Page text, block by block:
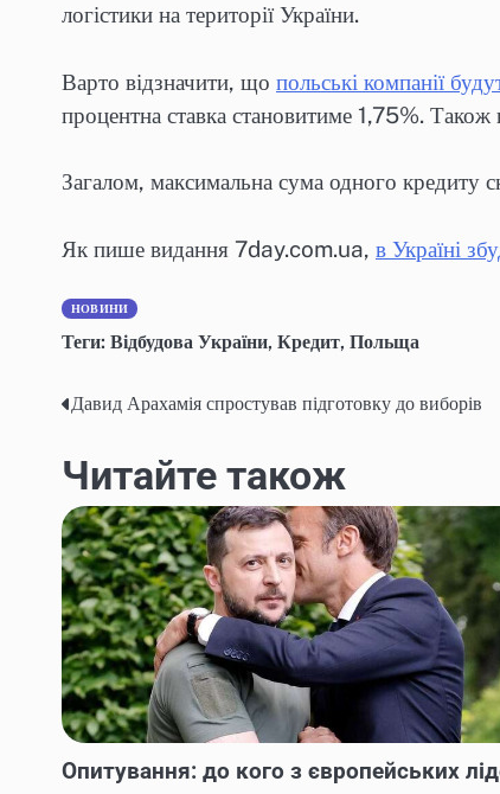
логістики на території України.
Варто відзначити, що польські компанії
процентна ставка становитиме 1,75%.
Загалом, максимальна сума одного кредиту
Як пише видання 7day.com.ua, в Україні
НОВИНИ
Теги: Відбудова України, Кредит, Польща
Навігація
записів
Давид Арахамія спростував підготовку до виборів
Читайте також
Опитування: до кого з європейських